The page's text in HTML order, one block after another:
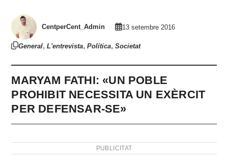
CentperCent_Admin 13 setembre 2016
General,L'entrevista,Política,Societat
MARYAM FATHI: «UN POBLE
PROHIBIT NECESSITA UN EXÈRCIT
PER DEFENSAR-SE»
PUBLICITAT